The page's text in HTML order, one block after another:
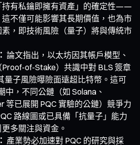
有私鑰即擁有資產」的確定性——
不僅可能影響其長期價值，也為市
，即技術風險（量子）將與傳統市
論文指出，以太坊因其帳戶模型、
of-Stake）共識中對 BLS 簽章
量子風險曝險面遠超比特幣。這可
中，不同公鏈（如 Solana、
等已展開 PQC 實驗的公鏈）競爭力
路線圖或已具備「抗量子」能力
多關注與資金。
產業勢必加速對 PQC 的研究與採